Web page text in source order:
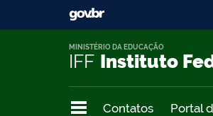
IFF Instituto
MINISTÉRIO DA EDUCAÇÃO
Contatos Portal